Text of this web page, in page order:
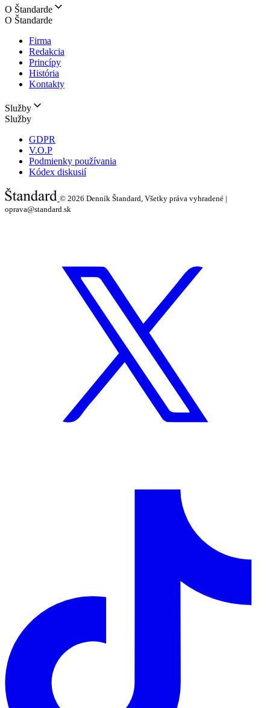
O Štandarde
O Štandarde
Firma
Redakcia
Princípy
História
Kontakty
Služby
Služby
GDPR
V.O.P
Podmienky používania
Kódex diskusií
© 2026 Denník Štandard, Všetky práva vyhradené |
oprava@standard.sk